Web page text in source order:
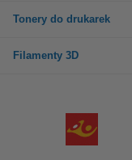
Tonery do drukarek
Filamenty 3D